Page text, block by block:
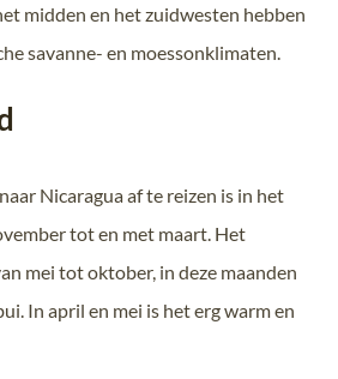
midden en het zuidwesten hebben
savanne- en moessonklimaten.
Nicaragua af te reizen is in het
tot en met maart. Het
mei tot oktober, in deze maanden
In april en mei is het erg warm en